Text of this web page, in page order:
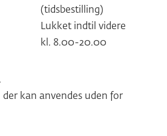
(tidsbestilling)
Lukket indtil videre
kl. 8.00-20.00
.
der kan anvendes uden for